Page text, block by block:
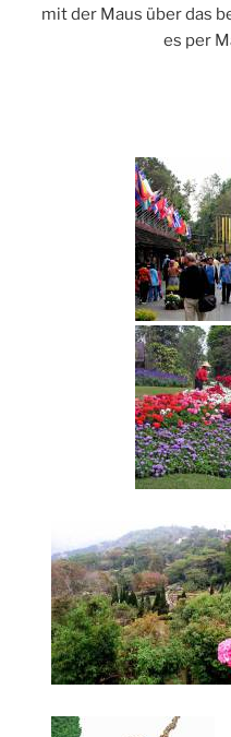
mit der Maus über das
es per